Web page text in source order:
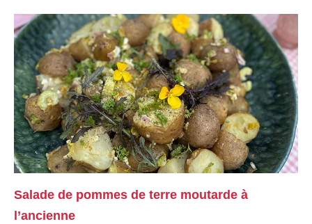
Salade de pommes de terre moutarde à
l’ancienne